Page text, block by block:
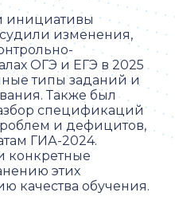
инициативы
изменения,
ОГЭ и ЕГЭ в 2025
типы заданий и
Также был
спецификаций
и дефицитов,
ГИА-2024.
конкретные
этих
качества обучения.